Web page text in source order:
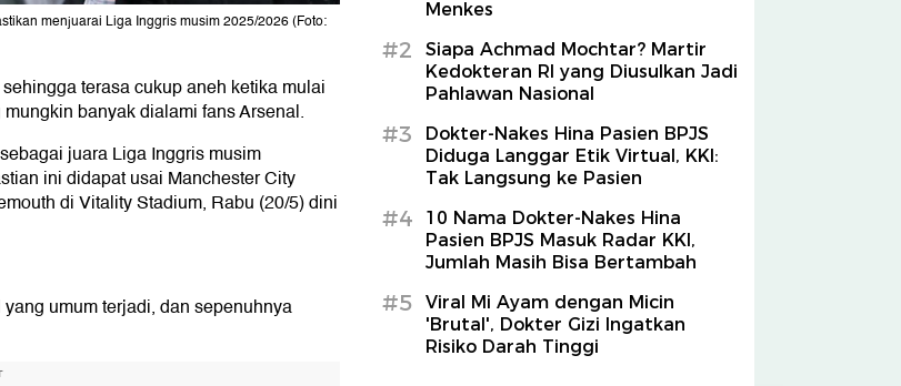
menjuarai Liga Inggris musim 2025/2026 (Foto:
terasa cukup aneh ketika mulai
banyak dialami fans Arsenal.
juara Liga Inggris musim
ini didapat usai Manchester City
di Vitality Stadium, Rabu (20/5) dini
umum terjadi, dan sepenuhnya
Menkes
#2
Siapa Achmad Mochtar? Martir
Kedokteran RI yang Diusulkan Jadi
Pahlawan Nasional
#3
Dokter-Nakes Hina Pasien BPJS
Diduga Langgar Etik Virtual, KKI:
Tak Langsung ke Pasien
#4
10 Nama Dokter-Nakes Hina
Pasien BPJS Masuk Radar KKI,
Jumlah Masih Bisa Bertambah
#5
Viral Mi Ayam dengan Micin
'Brutal', Dokter Gizi Ingatkan
Risiko Darah Tinggi